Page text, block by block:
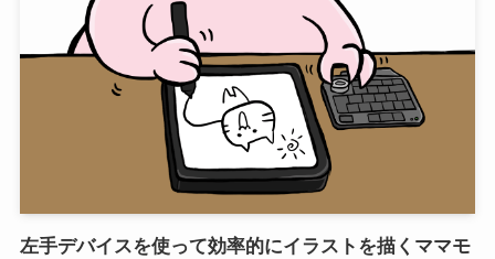
左手デバイスを使って効率的にイラストを描くママモ